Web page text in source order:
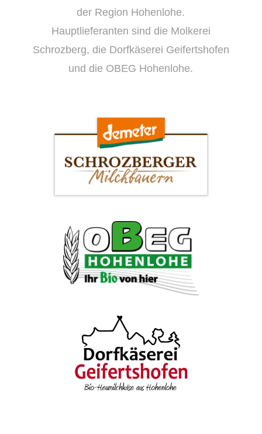
der Region Hohenlohe.
Hauptlieferanten sind die Molkerei
Schrozberg, die Dorfkäserei Geifertshofen
und die OBEG Hohenlohe.